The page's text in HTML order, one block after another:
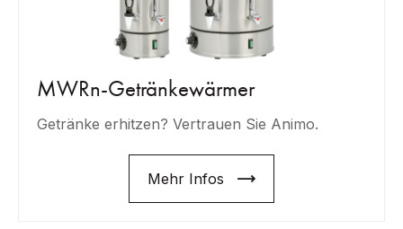
MWRn-Getränkewärmer
Getränke erhitzen? Vertrauen Sie Animo.
Mehr Infos